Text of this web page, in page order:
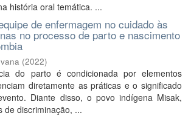
história oral temática. ...
de enfermagem no cuidado às
no processo de parto e nascimento
(2022)
do parto é condicionada por elementos
diretamente as práticas e o significado
Diante disso, o povo indígena Misak,
de discriminação, ...